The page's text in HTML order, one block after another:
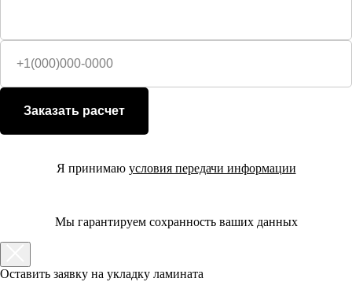
Заказать расчет
Я принимаю условия передачи информации
Мы гарантируем сохранность ваших данных
Оставить заявку на укладку ламината